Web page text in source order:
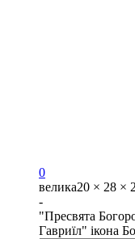
0
велика20 × 28 ×
-
"Пресвята
Гавриїл" ікона